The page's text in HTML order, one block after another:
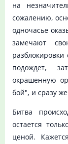
на
сожалению,
одночасье
замечают
подождет,
окрашенную
бой", и сразу
Битва
остается
ценой.